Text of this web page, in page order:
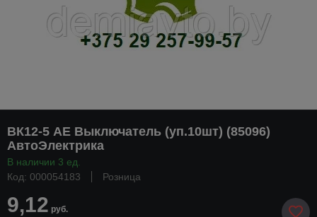
ВК12-5 AE Выключатель (уп.10шт) (85096)
АвтоЭлектрика
В наличии 3 ед.
Код: 000054183
Розница
9,12 руб.